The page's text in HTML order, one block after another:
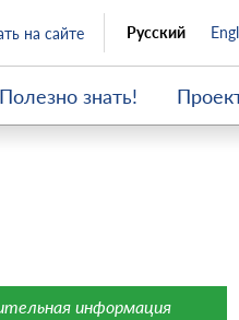
Русский
знать!
информация